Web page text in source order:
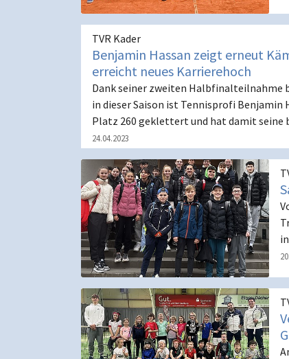
TVR Kader
Benjamin Hassan zeigt erneut
erreicht neues Karrierehoch
Dank seiner zweiten Halbfinalteilnahme
in dieser Saison ist Tennisprofi Benjamin
Platz 260 geklettert und hat damit
24.04.2023